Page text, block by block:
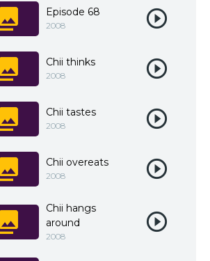
Episode 68
2008
Chii thinks
2008
Chii tastes
2008
Chii overeats
2008
Chii hangs
around
2008